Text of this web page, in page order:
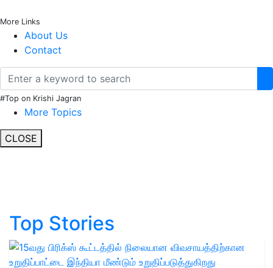
More Links
About Us
Contact
#Top on Krishi Jagran
More Topics
CLOSE
Top Stories